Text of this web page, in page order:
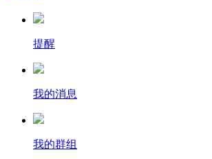
提醒
我的消息
我的群组